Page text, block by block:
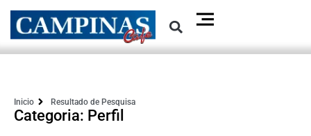
Inicio Resultado de Pesquisa
Categoria: Perfil